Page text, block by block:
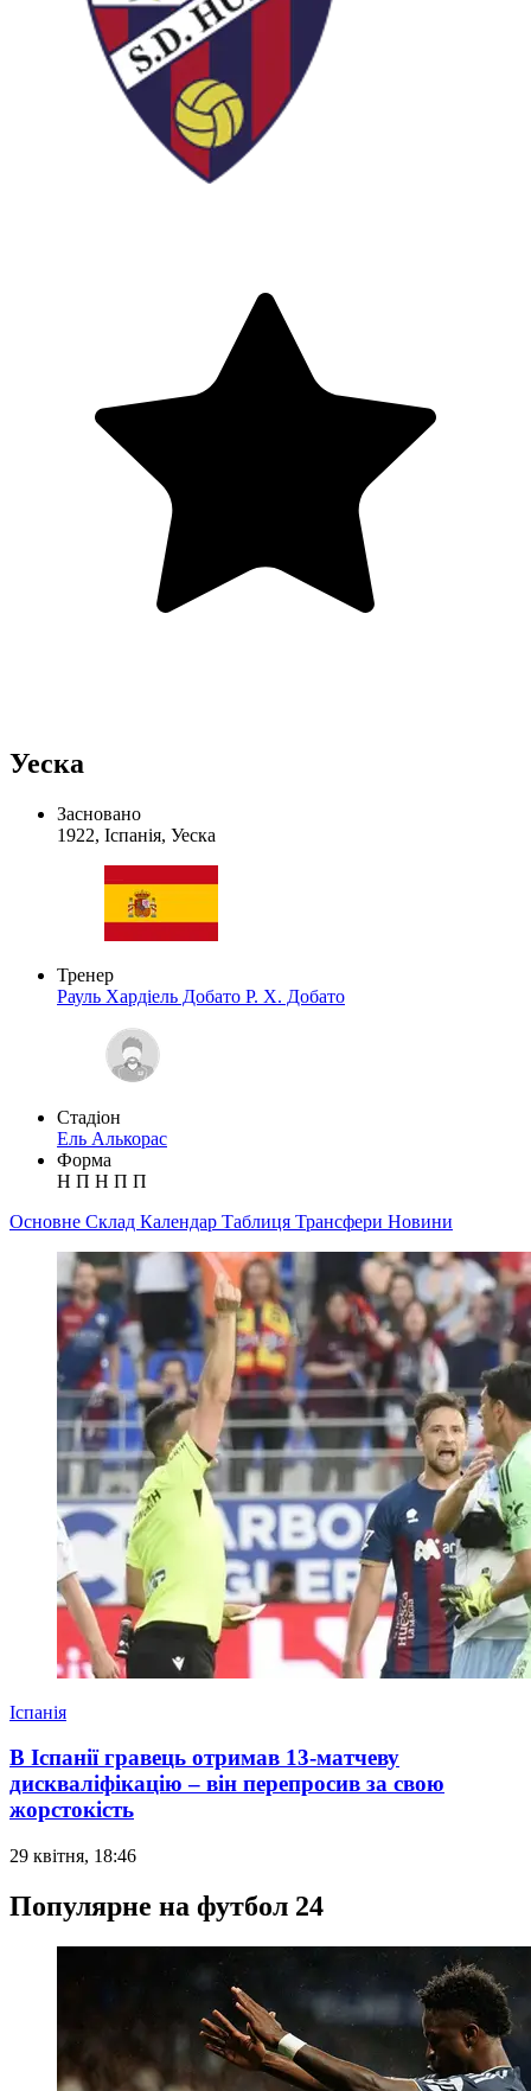
Уеска
Засновано
1922, Іспанія, Уеска
Тренер
Рауль Хардіель Добато Р. Х. Добато
Стадіон
Ель Алькорас
Форма
Н П Н П П
Основне Склад Календар Таблиця Трансфери Новини
Іспанія
В Іспанії гравець отримав 13-матчеву
дискваліфікацію – він перепросив за свою
жорстокість
29 квітня, 18:46
Популярне на футбол 24